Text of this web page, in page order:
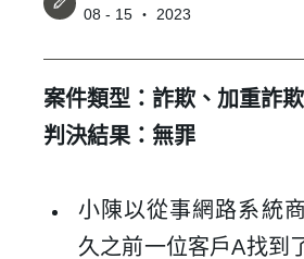
08 - 15 ‧ 2023
案件類型：詐欺、加重詐
判決結果：無罪
小陳以從事網路系統
久之前一位客戶A找到